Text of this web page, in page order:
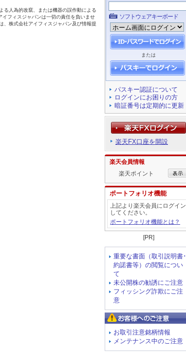
ソフトウェアキーボード
または
パスキー認証について
ログインにお困りの方
暗証番号は定期的に更新
楽天FX口座を開設
楽天会員情報
楽天ポイント
ポートフォリオ機能
上記より楽天会員にログイン
してください。
ポートフォリオ機能とは？
[PR]
重要な書面（取引説明書･
約諾書等）の閲覧につい
て
未公開株の勧誘にご注意
フィッシング詐欺にご注
意
お取引注意銘柄情報
メンテナンス中のご注意